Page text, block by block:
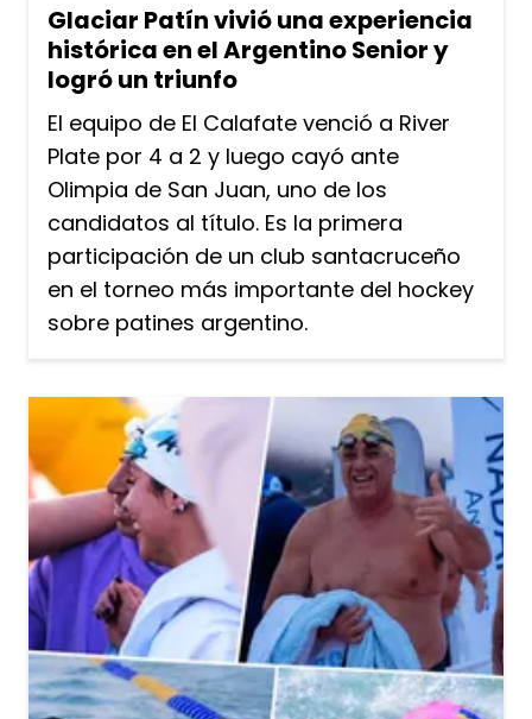
Glaciar Patín vivió una experiencia
histórica en el Argentino Senior y
logró un triunfo
El equipo de El Calafate venció a River
Plate por 4 a 2 y luego cayó ante
Olimpia de San Juan, uno de los
candidatos al título. Es la primera
participación de un club santacruceño
en el torneo más importante del hockey
sobre patines argentino.